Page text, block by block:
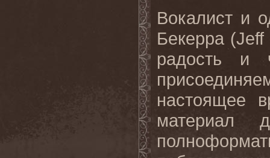
Вокалист и
Бекерра (Jeff
радость и
настоящее
материал